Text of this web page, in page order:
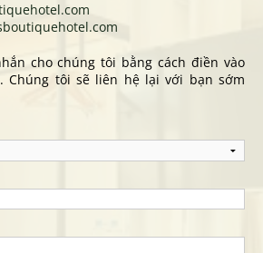
cho chúng tôi bằng cách điền vào
Chúng tôi sẽ liên hệ lại với bạn sớm